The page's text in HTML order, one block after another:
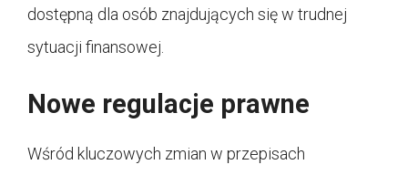
dostępną dla osób znajdujących się w trudnej
sytuacji finansowej.
Nowe regulacje prawne
Wśród kluczowych zmian w przepisach